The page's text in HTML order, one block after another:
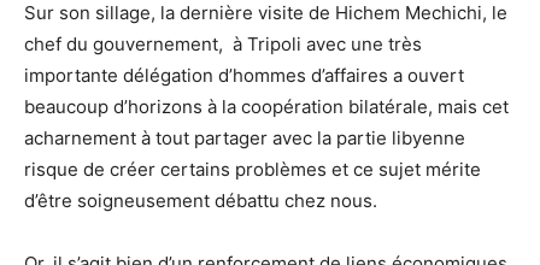
Sur son sillage, la dernière visite de Hichem Mechichi, le
chef du gouvernement, à Tripoli avec une très
importante délégation d’hommes d’affaires a ouvert
beaucoup d’horizons à la coopération bilatérale, mais cet
acharnement à tout partager avec la partie libyenne
risque de créer certains problèmes et ce sujet mérite
d’être soigneusement débattu chez nous.